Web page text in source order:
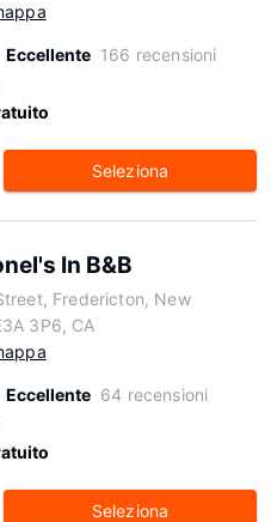
Eccellente 166 recensioni
Seleziona
In B&B
Fredericton, New
3P6, CA
Eccellente 64 recensioni
Seleziona